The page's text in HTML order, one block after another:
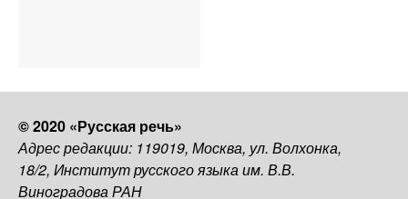
© 2020 «Русская речь»
Адрес редакции: 119019, Москва, ул. Волхонка,
18/2, Институт русского языка им. В.В.
Виноградова РАН